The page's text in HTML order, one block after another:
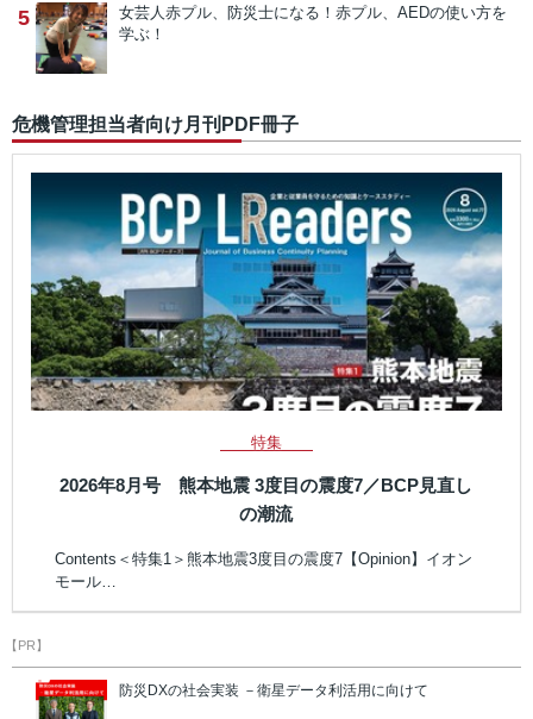
5 女芸人赤プル、防災士になる！ 赤プル、AEDの使い方を
学ぶ！
危機管理担当者向け月刊PDF冊子
特集
2026年8月号 熊本地震 3度目の震度7／BCP見直し
の潮流
Contents＜特集1＞熊本地震3度目の震度7【Opinion】イオン
モール…
【PR】
防災DXの社会実装 －衛星データ利活用に向けて